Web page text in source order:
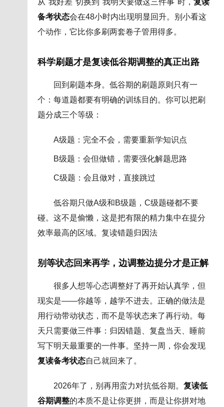
备考状态会在48小时内出现明显回升。别小看这
个动作，它比你多刷两套卷子管用得多。
科学刷题才是复读低谷期调整的真正出路
回到刷题本身。低谷期的刷题原则只有一
个：每道题都要有明确的训练目的。你可以把刷
题分成三个等级：
A级题：完全不会，需要重新学知识点
B级题：会但做错，需要强化解题思路
C级题：会且做对，直接跳过
低谷期只做A级和B级题，C级题碰都不要
碰。这不是偷懒，这是把有限的精力集中在提分
效率最高的区域。复读错题归因法
别等状态回来再学，边调整边提分才是正解
很多人想等心态调整好了再开始认真学，但
现实是——你越等，越学不进去。正确的做法是
用行动带动状态，而不是等状态来了再行动。每
天只需要做三件事：归因错题、复盘当天、睡前
写下明天最重要的一件事。坚持一周，你会发现
复读备考状态自己就回来了。
2026年了，别再用蛮力对抗低谷期。 复读低
谷期调整的本质不是让你更拼，而是让你拼对地